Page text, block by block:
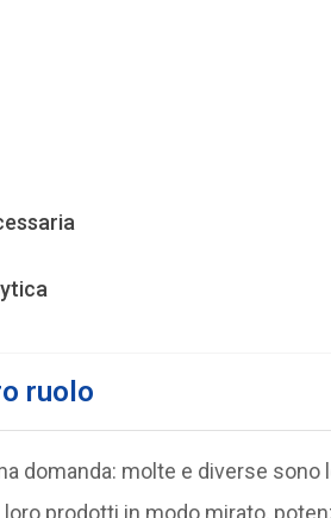
ruolo
domanda: molte e diverse sono
prodotti in modo mirato,